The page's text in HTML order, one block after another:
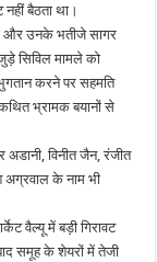
नहीं बैठता था।
और उनके भतीजे सागर
सिविल मामले को
करने पर सहमति
भ्रामक बयानों से
विनीत जैन, रंजीत
अग्रवाल के नाम भी
वैल्यू में बड़ी गिरावट
समूह के शेयरों में तेजी